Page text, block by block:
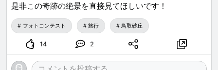
是非この奇跡の絶景を直接見てほしいです！
フォトコンテスト 旅行 鳥取砂丘
14 2